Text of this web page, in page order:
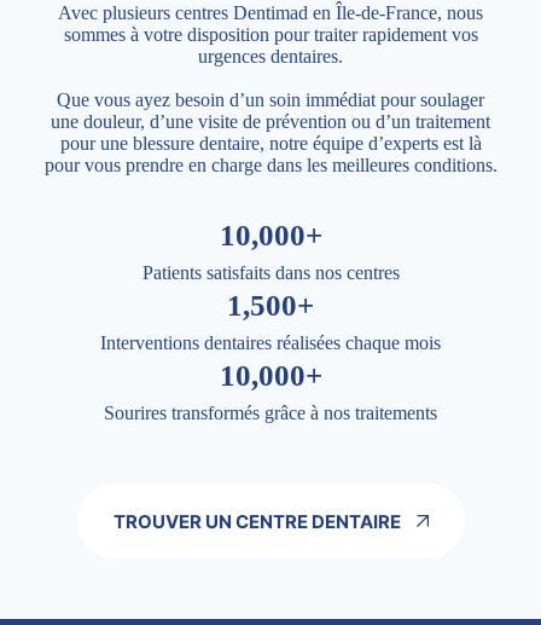
Avec plusieurs centres Dentimad en Île-de-France, nous
sommes à votre disposition pour traiter rapidement vos
urgences dentaires.
Que vous ayez besoin d’un soin immédiat pour soulager
une douleur, d’une visite de prévention ou d’un traitement
pour une blessure dentaire, notre équipe d’experts est là
pour vous prendre en charge dans les meilleures conditions.
10,000+
Patients satisfaits dans nos centres
1,500+
Interventions dentaires réalisées chaque mois
10,000+
Sourires transformés grâce à nos traitements
TROUVER UN CENTRE DENTAIRE